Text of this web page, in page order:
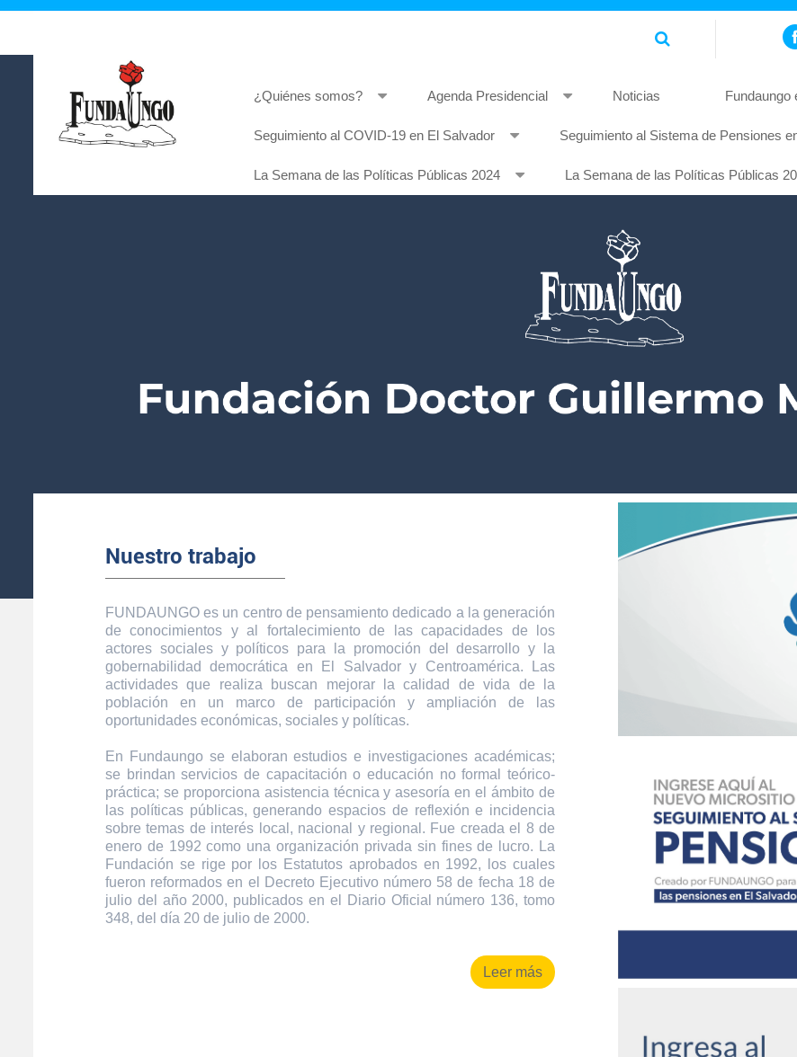
¿Quiénes somos? Agenda Presidencial Noticias Fundaungo
Seguimiento al COVID-19 en El Salvador Seguimiento al Sistema de Pensiones
La Semana de las Políticas Públicas 2024 La Semana de las Políticas Públicas
Nuestro trabajo
FUNDAUNGO es un centro de pensamiento dedicado a la generación
de conocimientos y al fortalecimiento de las capacidades de los
actores sociales y políticos para la promoción del desarrollo y la
gobernabilidad democrática en El Salvador y Centroamérica. Las
actividades que realiza buscan mejorar la calidad de vida de la
población en un marco de participación y ampliación de las
oportunidades económicas, sociales y políticas.
En Fundaungo se elaboran estudios e investigaciones académicas;
se brindan servicios de capacitación o educación no formal teórico-
práctica; se proporciona asistencia técnica y asesoría en el ámbito de
las políticas públicas, generando espacios de reflexión e incidencia
sobre temas de interés local, nacional y regional. Fue creada el 8 de
enero de 1992 como una organización privada sin fines de lucro. La
Fundación se rige por los Estatutos aprobados en 1992, los cuales
fueron reformados en el Decreto Ejecutivo número 58 de fecha 18 de
julio del año 2000, publicados en el Diario Oficial número 136, tomo
348, del día 20 de julio de 2000.
Leer más